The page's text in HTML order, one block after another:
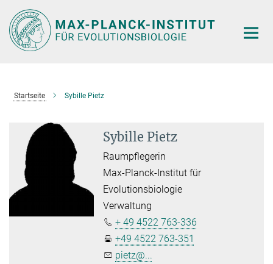
Hauptinhalt
Startseite Sybille Pietz
Sybille Pietz
Raumpflegerin
Max-Planck-Institut für
Evolutionsbiologie
Verwaltung
+ 49 4522 763-336
+49 4522 763-351
pietz@...